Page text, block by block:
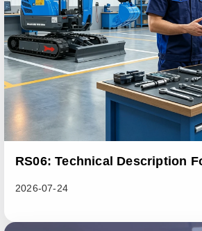
RS06: Technical Description
2026-07-24